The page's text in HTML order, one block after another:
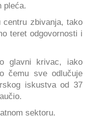
pleća.
centru zbivanja, tako
teret odgovornosti i
glavni krivac, iako
čemu sve odlučuje
iskustva od 37
sektoru.